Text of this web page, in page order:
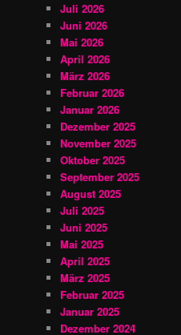
Juli 2026
Juni 2026
Mai 2026
April 2026
März 2026
Februar 2026
Januar 2026
Dezember 2025
November 2025
Oktober 2025
September 2025
August 2025
Juli 2025
Juni 2025
Mai 2025
April 2025
März 2025
Februar 2025
Januar 2025
Dezember 2024